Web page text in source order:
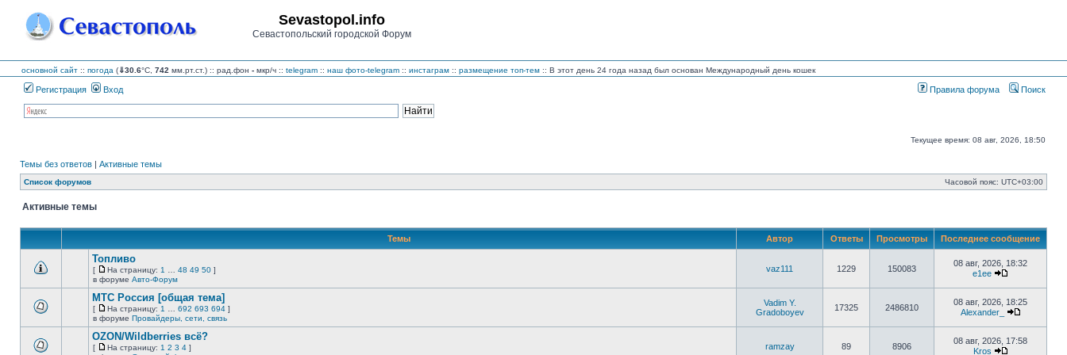
Sevastopol.info
Севастопольский городской Форум
основной сайт :: погода (⇓30.6°C, 742 мм.рт.ст.) :: рад.фон - мкр/ч :: telegram :: наш фото-telegram :: инстаграм :: размещение топ-тем :: В этот день 24 года назад был основан Международный день кошек
Регистрация Вход Правила форума Поиск
Текущее время: 08 авг, 2026, 18:50
Темы без ответов | Активные темы
Список форумов Часовой пояс: UTC+03:00
Активные темы
Темы Автор Ответы Просмотры Последнее сообщение
этой
непрочитанных
сообщений.
Топливо
[
На
страницу
На страницу: 1 48 49 50 ]
в форуме Авто-Форум
vaz111 1229 150083
08 авг, 2026, 18:32
e1ee
к
последнему
сообщению
этой
МТС Россия [общая тема]
[
На
страницу
На страницу: 1 692 693 694 ]
в форуме Провайдеры, сети, связь
Vadim Y.
Gradoboyev
17325 2486810
08 авг, 2026, 18:25
Alexander_
к
OZON/Wildberries всё?
[
На страницу: 1 2 3 4 ]
ramzay 89 8906
08 авг, 2026, 17:58
Kros